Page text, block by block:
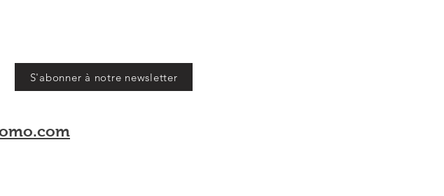
S'abonner à notre newsletter